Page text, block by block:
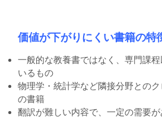
価値が下がりにくい書籍の特
一般的な教養書ではなく、専門課
いるもの
物理学・統計学など隣接分野との
の書籍
翻訳が難しい内容で、一定の需要